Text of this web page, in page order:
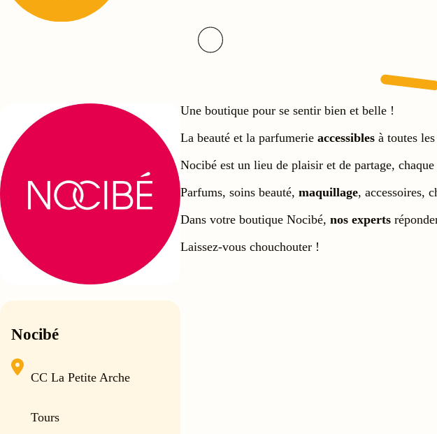
Nocibé
CC La Petite Arche
Tours
Une boutique pour se sentir bien et belle !
La beauté et la parfumerieaccessibles à toutes
Nocibé est un lieu de plaisir et de partage,
Parfums, soins beauté,maquillage, accessoires,
Dans votre boutique Nocibé,nos experts
Laissez-vous chouchouter !